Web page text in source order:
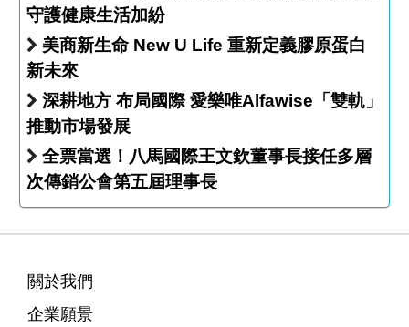
守護健康生活加紛
美商新生命 New U Life 重新定義膠原蛋白
新未來
深耕地方 布局國際 愛樂唯Alfawise「雙軌」
推動市場發展
全票當選！八馬國際王文欽董事長接任多層
次傳銷公會第五屆理事長
關於我們
企業願景